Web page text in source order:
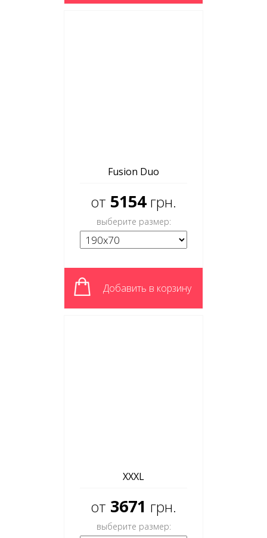
Fusion Duo
от 5154 грн.
выберите размер:
Добавить в корзину
XXXL
от 3671 грн.
выберите размер: